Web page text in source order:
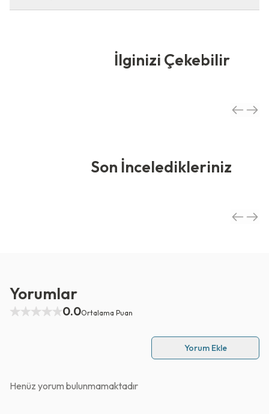
İlginizi Çekebilir
Son İnceledikleriniz
Yorumlar
0.0Ortalama Puan
Yorum Ekle
Henüz yorum bulunmamaktadır